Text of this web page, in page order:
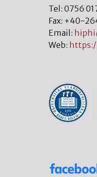
Tel: 0756
Fax: +40-
Email:
Web: